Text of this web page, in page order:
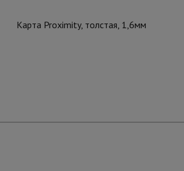
Карта Proximity, толстая, 1,6мм